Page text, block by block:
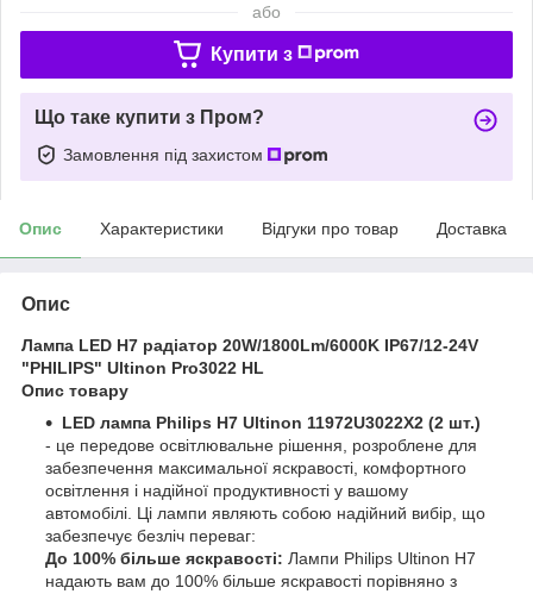
або
Купити з
Що таке купити з Пром?
Замовлення під захистом
Опис Характеристики Відгуки про товар Доставка
Опис
Лампа LED H7 радіатор 20W/1800Lm/6000K IP67/12-24V
"PHILIPS" Ultinon Pro3022 HL
Опис товару
LED лампа Philips H7 Ultinon 11972U3022X2 (2 шт.)
- це передове освітлювальне рішення, розроблене для
забезпечення максимальної яскравості, комфортного
освітлення і надійної продуктивності у вашому
автомобілі. Ці лампи являють собою надійний вибір, що
забезпечує безліч переваг:
До 100% більше яскравості: Лампи Philips Ultinon H7
надають вам до 100% більше яскравості порівняно з